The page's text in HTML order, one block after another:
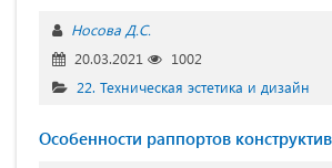
Носова Д.С.
20.03.2021
1002
22. Техническая эстетика и дизайн
Особенности раппортов